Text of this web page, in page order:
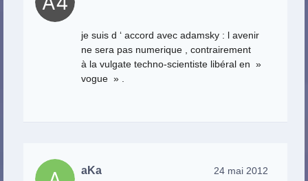
je suis d ‘ accord avec adamsky : l avenir
ne sera pas numerique , contrairement
à la vulgate techno-scientiste libéral en »
vogue » .
aKa 24 mai 2012